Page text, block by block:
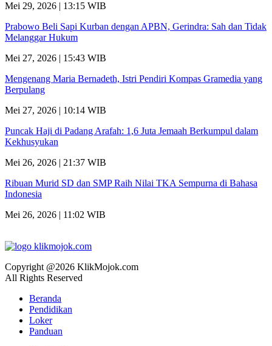
Mei 29, 2026 | 13:15 WIB
Prabowo Beli Sapi Kurban dengan APBN, Gerindra: Sah dan Tidak
Melanggar Hukum
Mei 27, 2026 | 15:43 WIB
Mengenang Maria Bernadeth, Istri Pendiri Kompas Gramedia yang
Berpulang
Mei 27, 2026 | 10:14 WIB
Puncak Haji di Padang Arafah: 1,6 Juta Jemaah Berkumpul dalam
Kekhusyukan
Mei 26, 2026 | 21:37 WIB
Ribuan Murid SD dan SMP Raih Nilai TKA Sempurna di Bahasa
Indonesia
Mei 26, 2026 | 11:02 WIB
Copyright @2026 KlikMojok.com
All Rights Reserved
Beranda
Pendidikan
Loker
Panduan